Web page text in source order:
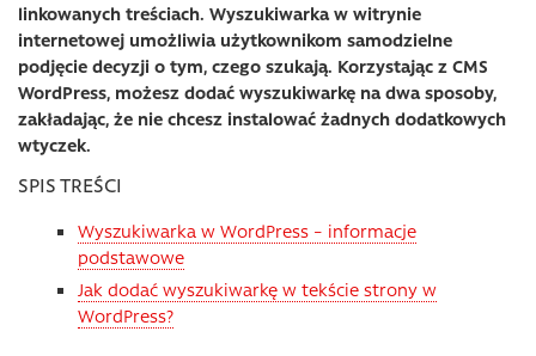
linkowanych treściach. Wyszukiwarka w witrynie
internetowej umożliwia użytkownikom samodzielne
podjęcie decyzji o tym, czego szukają. Korzystając z CMS
WordPress, możesz dodać wyszukiwarkę na dwa sposoby,
zakładając, że nie chcesz instalować żadnych dodatkowych
wtyczek.
SPIS TREŚCI
Wyszukiwarka w WordPress – informacje
podstawowe
Jak dodać wyszukiwarkę w tekście strony w
WordPress?